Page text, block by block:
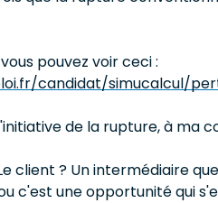
pouvez voir ceci :
candidat/simucalcul/
de la rupture, à ma
client ? Un intermédiaire
c'est une opportunité qui